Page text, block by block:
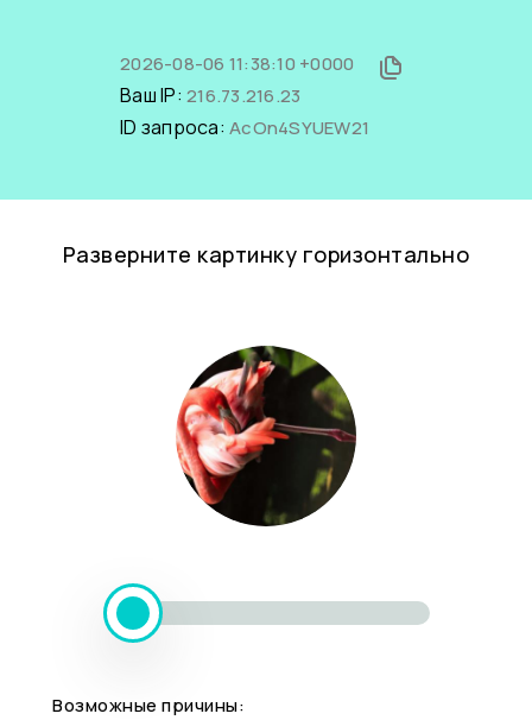
2026-08-06 11:38:10 +0000
Ваш IP: 216.73.216.23
ID запроса: AcOn4SYUEW21
Разверните картинку горизонтально
Возможные причины: